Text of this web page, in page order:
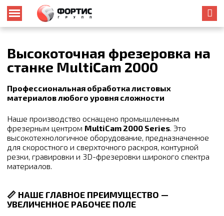
Высокоточная фрезеровка на
станке MultiCam 2000
Профессиональная обработка листовых
материалов любого уровня сложности
Наше производство оснащено промышленным
фрезерным центром MultiCam 2000 Series . Это
высокотехнологичное оборудование, предназначенное
для скоростного и сверхточного раскроя, контурной
резки, гравировки и 3D-фрезеровки широкого спектра
материалов.
📏 НАШЕ ГЛАВНОЕ ПРЕИМУЩЕСТВО —
УВЕЛИЧЕННОЕ РАБОЧЕЕ ПОЛЕ